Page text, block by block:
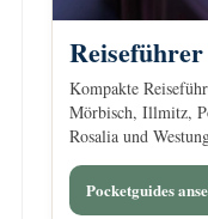
Kompakte
Mörbisch, Illmitz,
Rosalia und
Pocketguides